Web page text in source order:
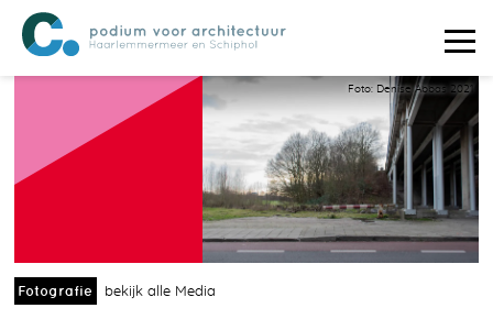
Foto: Denise Abbas 2021
Fotografie bekijk alle Media